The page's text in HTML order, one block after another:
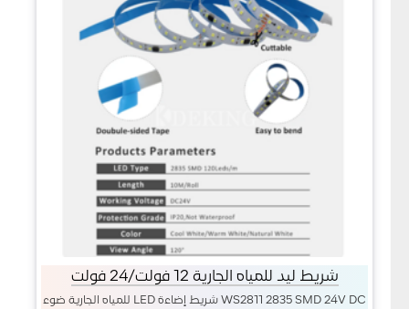
شريط ليد للمياه الجارية 12 فولت/24 فولت
WS2811 2835 SMD 24V DC شريط إضاءة LED للمياه الجارية ضوء